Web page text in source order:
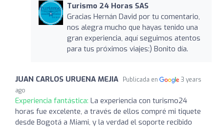
Turismo 24 Horas SAS
Gracias Hernán David por tu comentario,
nos alegra mucho que hayas tenido una
gran experiencia, aquí seguimos atentos
para tus próximos viajes:) Bonito día.
JUAN CARLOS URUENA MEJIA Publicada en
3 years
ago
Experiencia fantástica: La experiencia con turismo24
horas fue excelente, a través de ellos compré mi tiquete
desde Bogotá a Miami, y la verdad el soporte recibido